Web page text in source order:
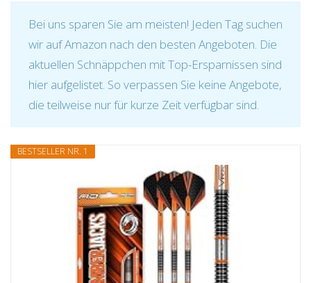
Bei uns sparen Sie am meisten! Jeden Tag suchen
wir auf Amazon nach den besten Angeboten. Die
aktuellen Schnäppchen mit Top-Ersparnissen sind
hier aufgelistet. So verpassen Sie keine Angebote,
die teilweise nur für kurze Zeit verfügbar sind.
BESTSELLER NR. 1